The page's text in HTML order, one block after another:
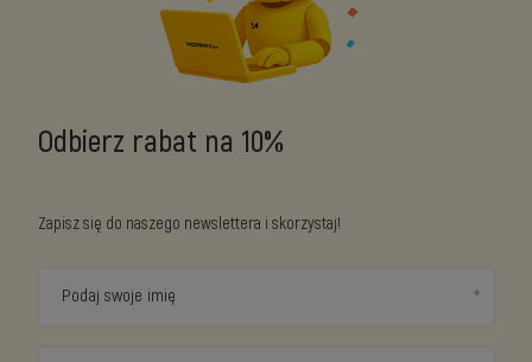
Odbierz rabat na 10%
Zapisz się do naszego newslettera i skorzystaj!
Podaj swoje imię